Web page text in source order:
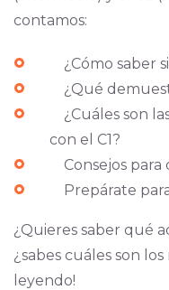
contamos:
¿Cómo saber
¿Qué
¿Cuáles son
con el C1?
Consejos para
Prepárate
¿Quieres saber qué
¿sabes cuáles son
leyendo!